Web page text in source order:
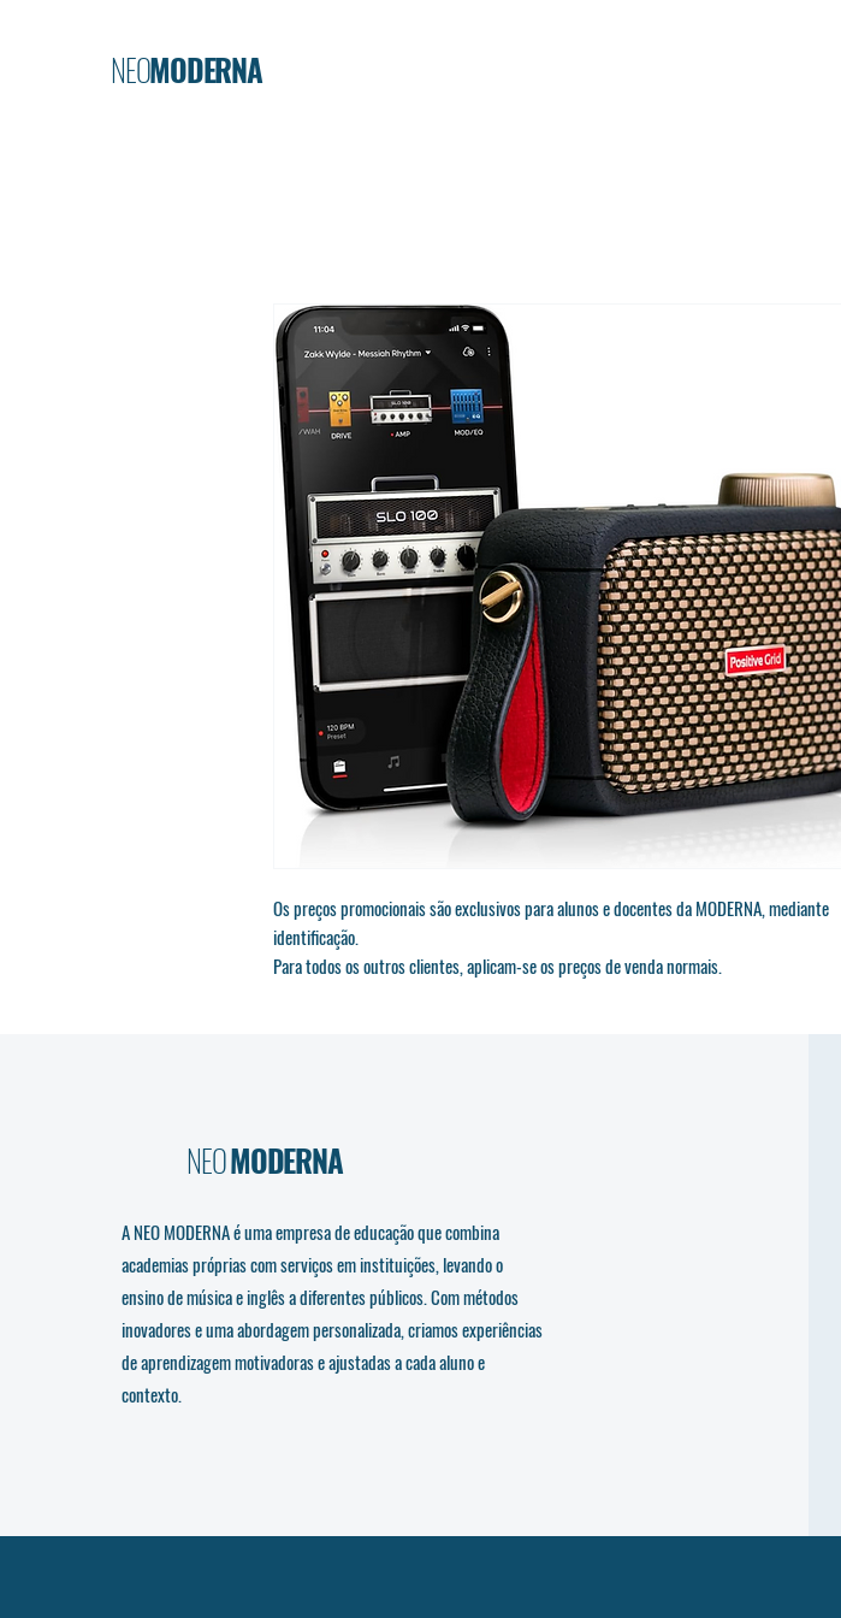
NEOMODERNA
Os preços promocionais são exclusivos para alunos e docentes da MODERNA, mediante
identificação.
Para todos os outros clientes, aplicam-se os preços de venda normais.
NEOMODERNA
A NEO MODERNA é uma empresa de educação que combina
academias próprias com serviços em instituições, levando o
ensino de música e inglês a diferentes públicos. Com métodos
inovadores e uma abordagem personalizada, criamos experiências
de aprendizagem motivadoras e ajustadas a cada aluno e
contexto.